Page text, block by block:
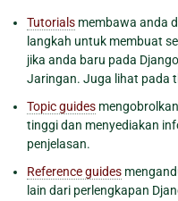
Tutorials membawa anda
langkah untuk membuat
jika anda baru pada
Jaringan. Juga lihat pada
Topic guides
tinggi dan menyediakan
penjelasan.
Reference guides
lain dari perlengkapan